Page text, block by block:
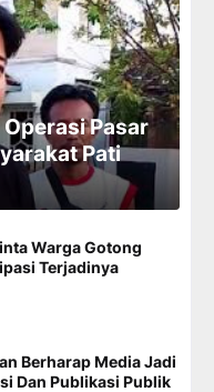
Pasar
Pati
Warga Gotong
Terjadinya
Berharap Media Jadi
Dan Publikasi Publik